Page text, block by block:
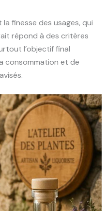
finesse des usages, qui
répond à des critères
l’objectif final
consommation et de